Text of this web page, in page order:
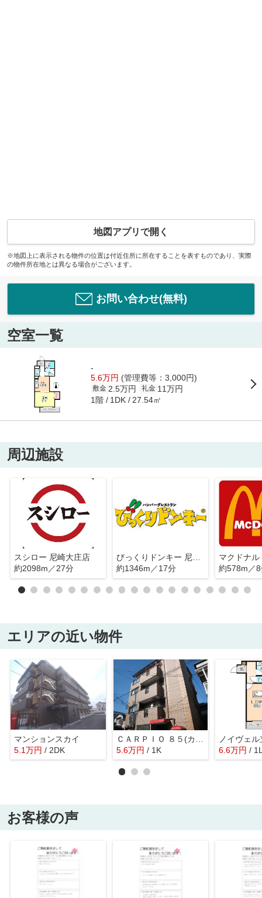
地図アプリで開く
※地図上に表示される物件の位置は付近住所に所在することを表すものであり、実際
の物件所在地とは異なる場合がございます。
お問い合わせ(無料)
空室一覧
-
5.6万円 (管理費等：3,000円)
敷金 2.5万円 礼金 11万円
1階 1DK 27.54㎡
周辺施設
スシロー 尼崎大庄店
約2098m／27分
びっくりドンキー 尼崎西店
約1346m／17分
約578m／
エリアの近い物件
マンションスカイ
5.1万円 / 2DK
5.6万円 / 1K
ノイヴェル
6.6万円 /
お客様の声